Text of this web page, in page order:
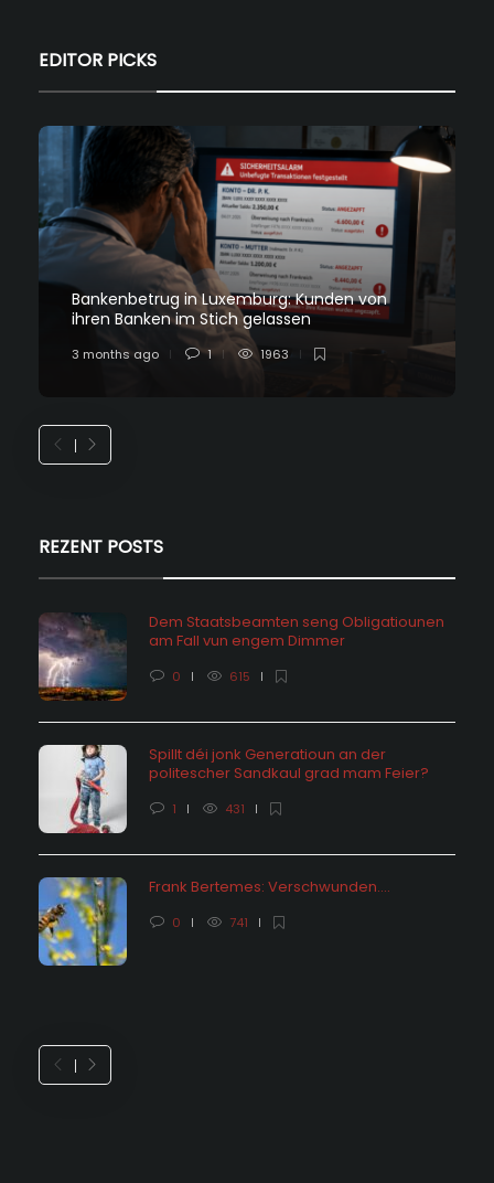
EDITOR PICKS
Bankenbetrug in Luxemburg: Kunden von
ihren Banken im Stich gelassen
3 months ago 1 1963
REZENT POSTS
Dem Staatsbeamten seng Obligatiounen
am Fall vun engem Dimmer
0 615
Spillt déi jonk Generatioun an der
politescher Sandkaul grad mam Feier?
1 431
Frank Bertemes: Verschwunden….
0 741